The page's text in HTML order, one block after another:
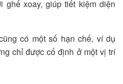
ghế xoay, giúp tiết kiệm diện
có một số hạn chế, ví dụ
chỉ được cố định ở một vị trí